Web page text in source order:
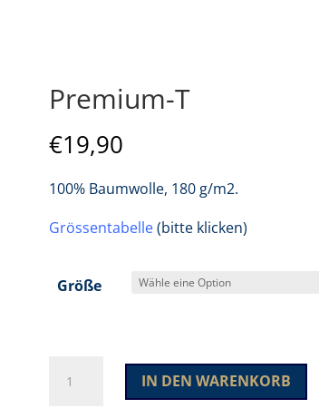
Premium-T
€19,90
100% Baumwolle, 180 g/m2.
Grössentabelle(bitte klicken)
Größe
IN DEN WARENKORB